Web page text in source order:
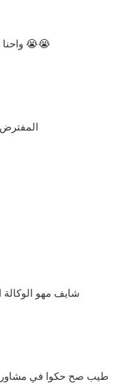
واحنا راح نوكلها على بين ما يتأكدوا 😭😭
شايف مهو الوكالة
طيب صح حكوا في